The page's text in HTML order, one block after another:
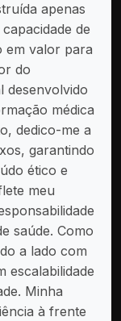
apenas
de
em valor para
do
desenvolvido
médica
dedico-me a
garantindo
ético e
meu
saúde. Como
a lado com
escalabilidade
Minha
à frente